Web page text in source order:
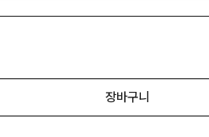
장바구니